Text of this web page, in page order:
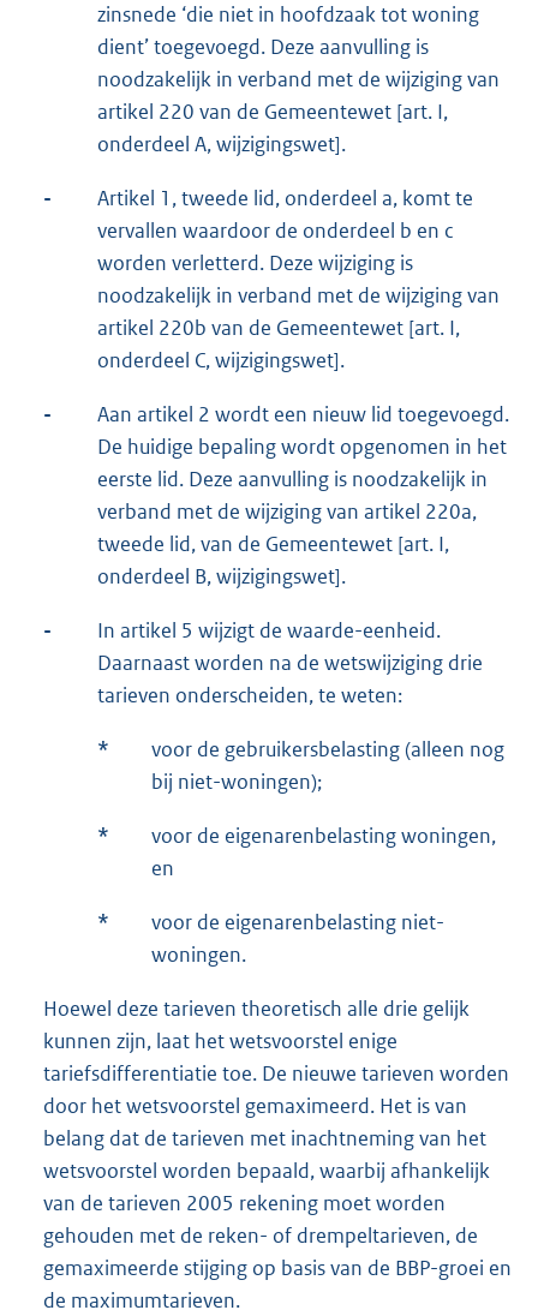
zinsnede ‘die niet in hoofdzaak tot woning
dient’ toegevoegd. Deze aanvulling is
noodzakelijk in verband met de wijziging van
artikel 220 van de Gemeentewet [art. I,
onderdeel A, wijzigingswet].
-
Artikel 1, tweede lid, onderdeel a, komt te
vervallen waardoor de onderdeel b en c
worden verletterd. Deze wijziging is
noodzakelijk in verband met de wijziging van
artikel 220b van de Gemeentewet [art. I,
onderdeel C, wijzigingswet].
-
Aan artikel 2 wordt een nieuw lid toegevoegd.
De huidige bepaling wordt opgenomen in het
eerste lid. Deze aanvulling is noodzakelijk in
verband met de wijziging van artikel 220a,
tweede lid, van de Gemeentewet [art. I,
onderdeel B, wijzigingswet].
-
In artikel 5 wijzigt de waarde-eenheid.
Daarnaast worden na de wetswijziging drie
tarieven onderscheiden, te weten:
*
voor de gebruikersbelasting (alleen nog
bij niet-woningen);
*
voor de eigenarenbelasting woningen,
en
*
voor de eigenarenbelasting niet-
woningen.
Hoewel deze tarieven theoretisch alle drie gelijk
kunnen zijn, laat het wetsvoorstel enige
tariefsdifferentiatie toe. De nieuwe tarieven worden
door het wetsvoorstel gemaximeerd. Het is van
belang dat de tarieven met inachtneming van het
wetsvoorstel worden bepaald, waarbij afhankelijk
van de tarieven 2005 rekening moet worden
gehouden met de reken- of drempeltarieven, de
gemaximeerde stijging op basis van de BBP-groei en
de maximumtarieven.